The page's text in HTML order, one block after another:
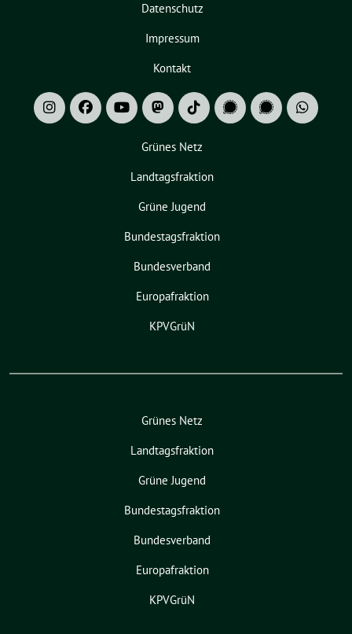
Datenschutz
Impressum
Kontakt
Grünes Netz
Landtagsfraktion
Grüne Jugend
Bundestagsfraktion
Bundesverband
Europafraktion
KPVGrüN
Grünes Netz
Landtagsfraktion
Grüne Jugend
Bundestagsfraktion
Bundesverband
Europafraktion
KPVGrüN